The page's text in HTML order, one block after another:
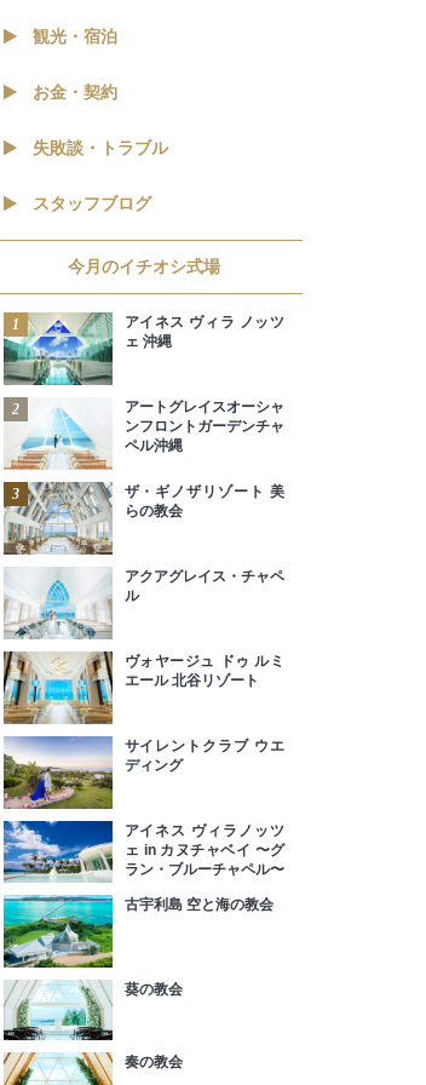
観光・宿泊
お金・契約
失敗談・トラブル
スタッフブログ
今月のイチオシ式場
1
アイネス ヴィラ ノッツ
ェ 沖縄
2
アートグレイスオーシャ
ンフロントガーデンチャ
ペル沖縄
3
ザ・ギノザリゾート 美
らの教会
アクアグレイス・チャペ
ル
ヴォヤージュ ドゥ ルミ
エール 北谷リゾート
サイレントクラブ ウエ
ディング
アイネス ヴィラノッツ
ェ in カヌチャベイ 〜グ
ラン・ブルーチャペル〜
古宇利島 空と海の教会
葵の教会
奏の教会